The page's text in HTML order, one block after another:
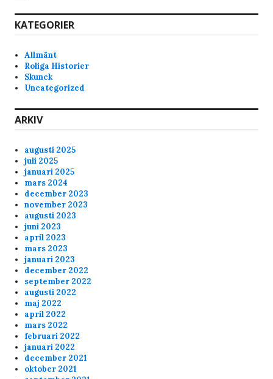
Anonymous177771
keeps shoot teams m8,s in the back
T_Boner 3/10/2025
Las, can you pls reboot Skunck01, it feels kinda
Anonymous175236
Kom någon in på skunck01 och liira
Anonymous174352
Hej Mofo's
Anonymous174352
Hej Mofo's
Anonymous172529
Hey all!
KATEGORIER
Allmänt
Roliga Historier
Skunck
Uncategorized
ARKIV
augusti 2025
juli 2025
januari 2025
mars 2024
december 2023
november 2023
augusti 2023
juni 2023
april 2023
mars 2023
januari 2023
december 2022
september 2022
augusti 2022
maj 2022
april 2022
mars 2022
februari 2022
januari 2022
december 2021
oktober 2021